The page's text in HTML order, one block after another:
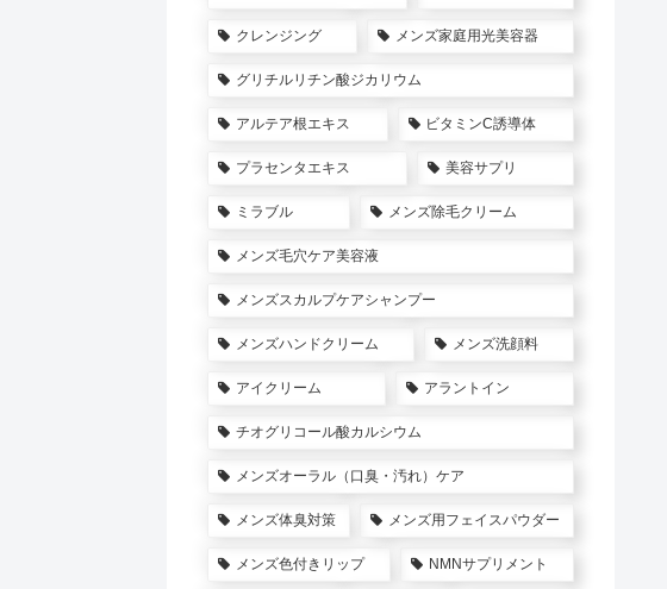
クレンジング メンズ家庭用光美容器
グリチルリチン酸ジカリウム
アルテア根エキス ビタミンC誘導体
プラセンタエキス 美容サプリ
ミラブル メンズ除毛クリーム
メンズ毛穴ケア美容液
メンズスカルプケアシャンプー
メンズハンドクリーム メンズ洗顔料
アイクリーム アラントイン
チオグリコール酸カルシウム
メンズオーラル（口臭・汚れ）ケア
メンズ体臭対策 メンズ用フェイスパウダー
メンズ色付きリップ NMNサプリメント